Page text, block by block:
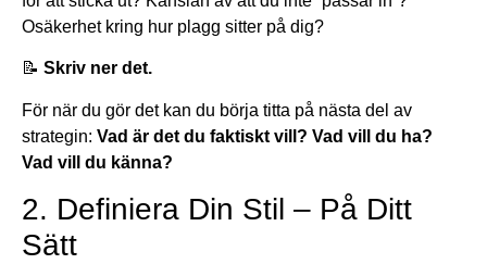
Osäkerhet kring hur plagg sitter på dig?
📝 Skriv ner det.
För när du gör det kan du börja titta på nästa del av
strategin: Vad är det du faktiskt vill? Vad vill du ha?
Vad vill du känna?
2. Definiera Din Stil – På Ditt
Sätt